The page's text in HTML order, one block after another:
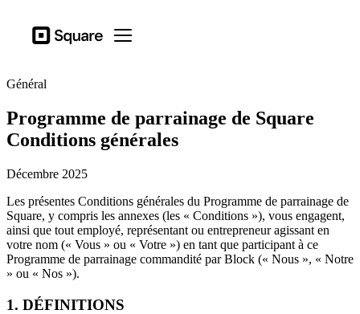
Square Open menu
Secteurs d’actitivé
Matériel
Tarification
Ressources
Assistance
Panier
Secteurs d’actitivé
Alimentation et boissons
Général
Programme de parrainage de Square
Conditions générales
Décembre 2025
Les présentes Conditions générales du Programme de parrainage de
Square, y compris les annexes (les « Conditions »), vous engagent,
ainsi que tout employé, représentant ou entrepreneur agissant en
votre nom (« Vous » ou « Votre ») en tant que participant à ce
Programme de parrainage commandité par Block (« Nous », « Notre
» ou « Nos »).
1. DÉFINITIONS